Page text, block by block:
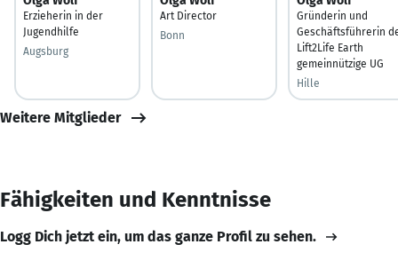
Erzieherin in der
Jugendhilfe
Augsburg
Art Director
Bonn
Gründerin und
Geschäftsführerin
Lift2Life Earth
gemeinnützige UG
Hille
Weitere Mitglieder
Fähigkeiten und Kenntnisse
Logg Dich jetzt ein, um das ganze Profil zu sehen.